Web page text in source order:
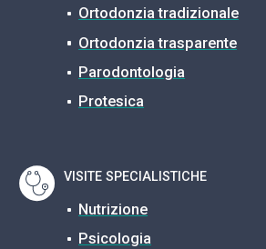
Ortodonzia tradizionale
Ortodonzia trasparente
Parodontologia
Protesica
VISITE SPECIALISTICHE
Nutrizione
Psicologia